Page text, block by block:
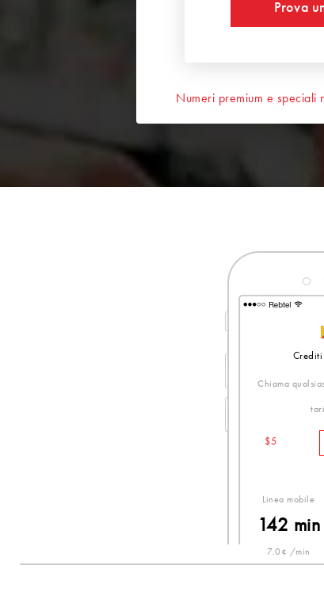
Prova
Numeri premium e speciali
Crediti
Chiama
$5
Linea mobile
142 min
7.0¢ /min